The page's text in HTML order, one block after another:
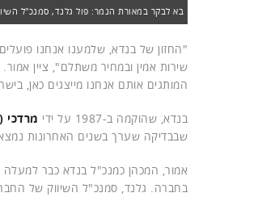
בא לבקר במאורת הנמר: פול גלנד, סמנכ"ל
"החזון של בנדא, שלמענו אנחנו
שירות אמין ובמחיר משתלם", ציין
המותגים אותם אנחנו מייצגים כאן,
בנדא, שהוקמה ב-1987 על ידי מרדכי
שבבדיקה שערך בשנים האחרונות